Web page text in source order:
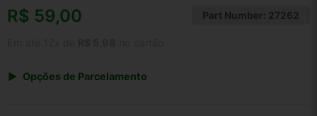
R$ 59,00 Part Number: 27262
Opções de Parcelamento